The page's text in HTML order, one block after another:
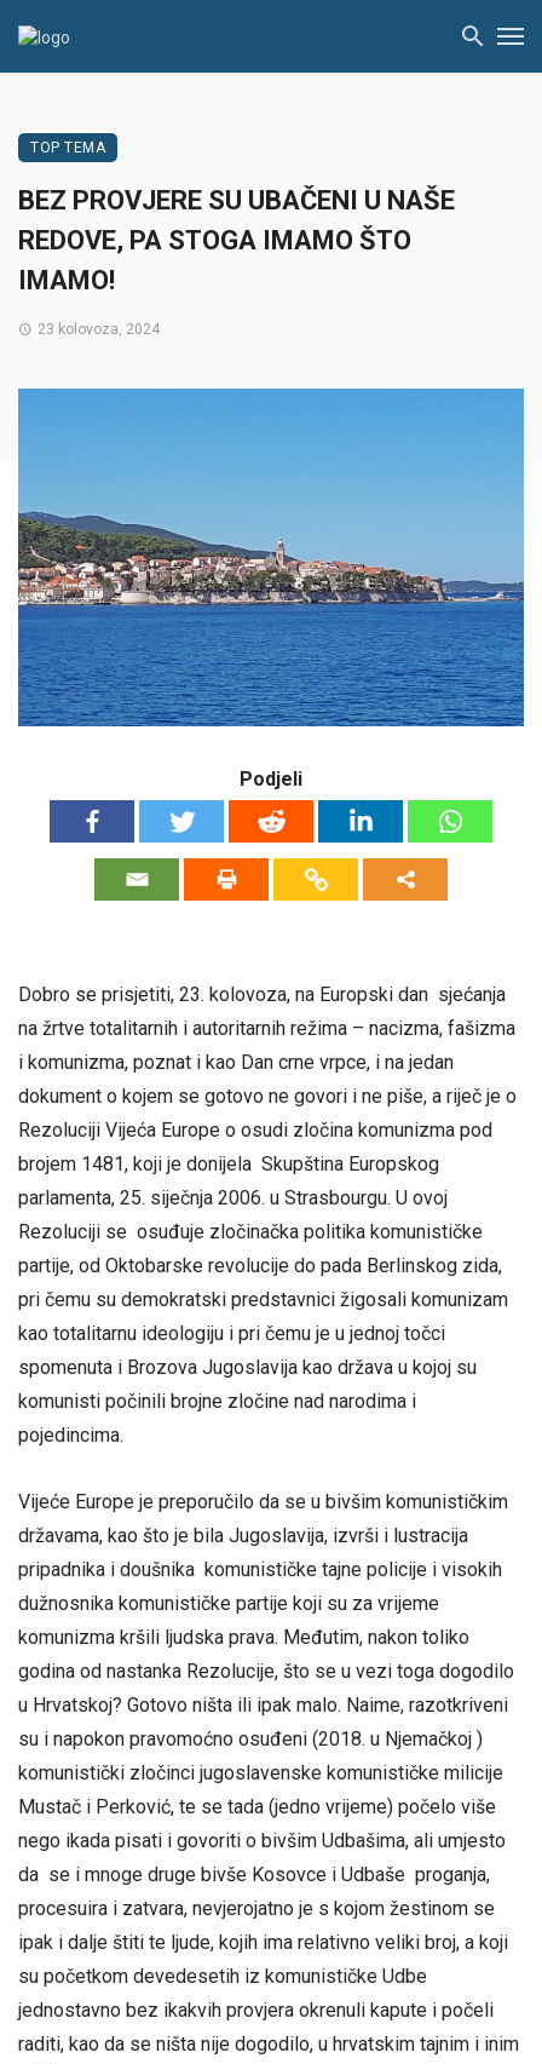
TOP TEMA
BEZ PROVJERE SU UBAČENI U NAŠE
REDOVE, PA STOGA IMAMO ŠTO
IMAMO!
23 kolovoza, 2024
Podjeli
Dobro se prisjetiti, 23. kolovoza, na Europski dan sjećanja
na žrtve totalitarnih i autoritarnih režima – nacizma, fašizma
i komunizma, poznat i kao Dan crne vrpce, i na jedan
dokument o kojem se gotovo ne govori i ne piše, a riječ je o
Rezoluciji Vijeća Europe o osudi zločina komunizma pod
brojem 1481, koji je donijela Skupština Europskog
parlamenta, 25. siječnja 2006. u Strasbourgu. U ovoj
Rezoluciji se osuđuje zločinačka politika komunističke
partije, od Oktobarske revolucije do pada Berlinskog zida,
pri čemu su demokratski predstavnici žigosali komunizam
kao totalitarnu ideologiju i pri čemu je u jednoj točci
spomenuta i Brozova Jugoslavija kao država u kojoj su
komunisti počinili brojne zločine nad narodima i
pojedincima.
Vijeće Europe je preporučilo da se u bivšim komunističkim
državama, kao što je bila Jugoslavija, izvrši i lustracija
pripadnika i doušnika komunističke tajne policije i visokih
dužnosnika komunističke partije koji su za vrijeme
komunizma kršili ljudska prava. Međutim, nakon toliko
godina od nastanka Rezolucije, što se u vezi toga dogodilo
u Hrvatskoj? Gotovo ništa ili ipak malo. Naime, razotkriveni
su i napokon pravomoćno osuđeni (2018. u Njemačkoj )
komunistički zločinci jugoslavenske komunističke milicije
Mustač i Perković, te se tada (jedno vrijeme) počelo više
nego ikada pisati i govoriti o bivšim Udbašima, ali umjesto
da se i mnoge druge bivše Kosovce i Udbaše proganja,
procesuira i zatvara, nevjerojatno je s kojom žestinom se
ipak i dalje štiti te ljude, kojih ima relativno veliki broj, a koji
su početkom devedesetih iz komunističke Udbe
jednostavno bez ikakvih provjera okrenuli kapute i počeli
raditi, kao da se ništa nije dogodilo, u hrvatskim tajnim i inim